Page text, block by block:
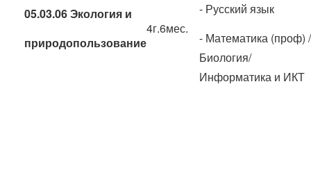
05.03.06 Экология и
природопользование
4г.6мес.
- Русский язык
- Математика (проф) /
Биология/
Информатика и ИКТ